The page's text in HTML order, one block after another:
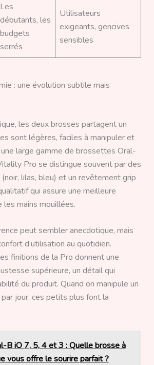
Les
débutants, les
budgets
serrés
Utilisateurs
exigeants, gencives
sensibles
: une évolution subtile mais
les deux brosses partagent un
sont légères, faciles à manipuler et
large gamme de brossettes Oral-
Pro se distingue souvent par des
lilas, bleu) et un revêtement grip
qui assure une meilleure
les mains mouillées.
peut sembler anecdotique, mais
d’utilisation au quotidien.
finitions de la Pro donnent une
supérieure, un détail qui
du produit. Quand on manipule un
jour, ces petits plus font la
B iO 7, 5, 4 et 3 : Quelle brosse à
vous offre le sourire parfait ?